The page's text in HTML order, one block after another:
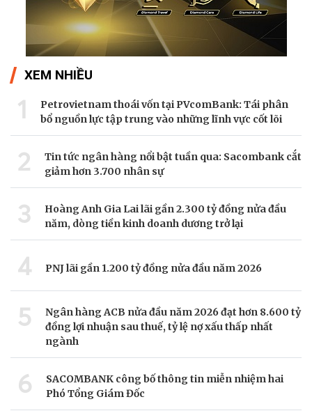
XEM NHIỀU
1
Petrovietnam thoái vốn tại PVcomBank: Tái phân
bổ nguồn lực tập trung vào những lĩnh vực cốt lõi
2
Tin tức ngân hàng nổi bật tuần qua: Sacombank cắt
giảm hơn 3.700 nhân sự
3
Hoàng Anh Gia Lai lãi gần 2.300 tỷ đồng nửa đầu
năm, dòng tiền kinh doanh dương trở lại
4 PNJ lãi gần 1.200 tỷ đồng nửa đầu năm 2026
5
Ngân hàng ACB nửa đầu năm 2026 đạt hơn 8.600 tỷ
đồng lợi nhuận sau thuế, tỷ lệ nợ xấu thấp nhất
ngành
6
SACOMBANK công bố thông tin miễn nhiệm hai
Phó Tổng Giám Đốc